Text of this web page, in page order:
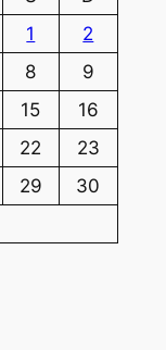
1
2
8
9
15
16
22
23
29
30